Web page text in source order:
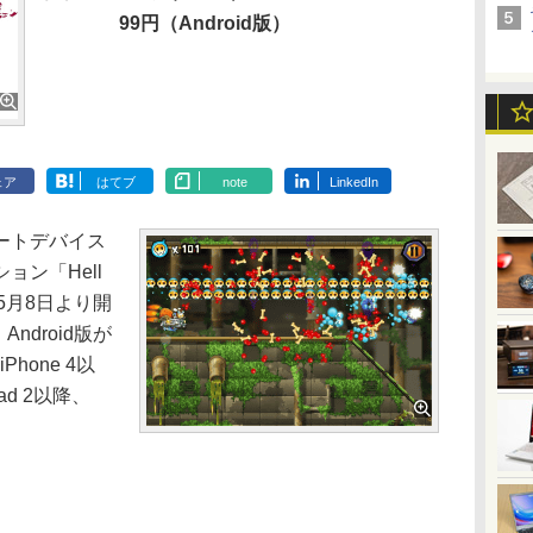
99円（Android版）
ア はてブ note LinkedIn
デバイス
ン「Hell
8日より開
Android版が
4以
2以降、